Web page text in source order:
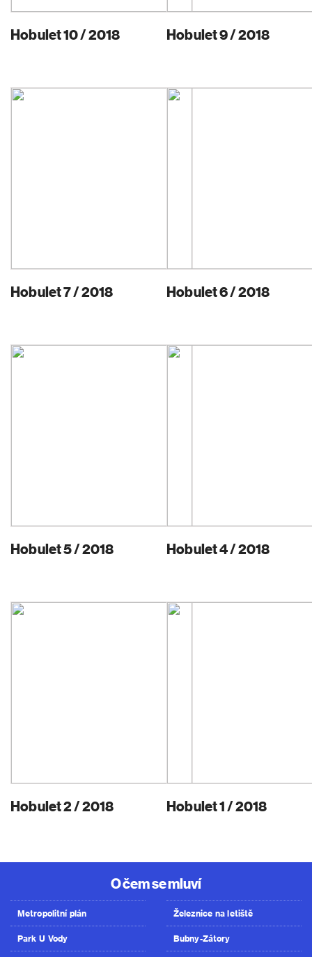
Hobulet 10 / 2018 Hobulet 9 / 2018
Hobulet 7 / 2018 Hobulet 6 / 2018
Hobulet 5 / 2018 Hobulet 4 / 2018
Hobulet 2 / 2018 Hobulet 1 / 2018
O čem se mluví
Metropolitní plán
Park U Vody
Železnice na letiště
Bubny-Zátory